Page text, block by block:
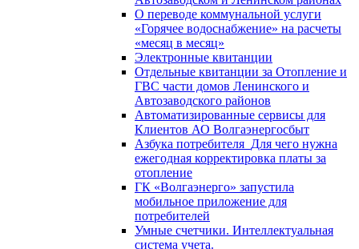
О переводе коммунальной услуги
«Горячее водоснабжение» на расчеты
«месяц в месяц»
Электронные квитанции
Отдельные квитанции за Отопление и
ГВС части домов Ленинского и
Автозаводского районов
Автоматизированные сервисы для
Клиентов АО Волгаэнергосбыт
Азбука потребителя_Для чего нужна
ежегодная корректировка платы за
отопление
ГК «Волгаэнерго» запустила
мобильное приложение для
потребителей
Умные счетчики. Интеллектуальная
система учета.